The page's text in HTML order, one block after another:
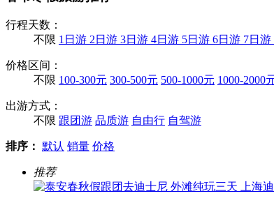
行程天数：
不限 1日游 2日游 3日游 4日游 5日游 6日游 7日游
价格区间：
不限 100-300元 300-500元 500-1000元 1000-2000
出游方式：
不限 跟团游 品质游 自由行 自驾游
排序： 默认 销量 价格
推荐